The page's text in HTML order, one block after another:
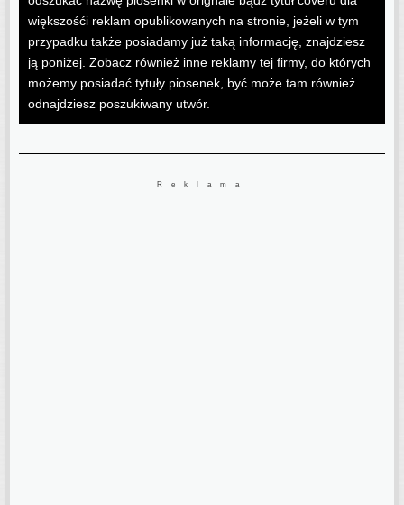
większośći reklam opublikowanych na stronie, jeżeli w tym
przypadku także posiadamy już taką informację, znajdziesz
ją poniżej. Zobacz również inne reklamy tej firmy, do których
możemy posiadać tytuły piosenek, być może tam również
odnajdziesz poszukiwany utwór.
Reklama